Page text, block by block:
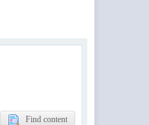
Find content